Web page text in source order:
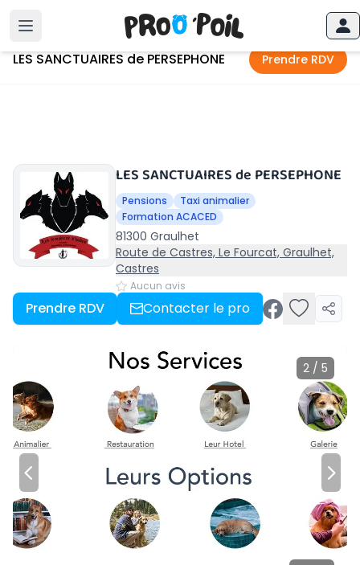
Accueil
LES SANCTUAIRES de PERSEPHONE Prendre RDV
LES SANCTUAIRES de PERSEPHONE
Pensions
Taxi animalier
Formation ACACED
81300 Graulhet
Route de Castres, Le Fourcat, Graulhet,
Castres
Aucun avis
Prendre RDV Contacter le pro
2 / 5